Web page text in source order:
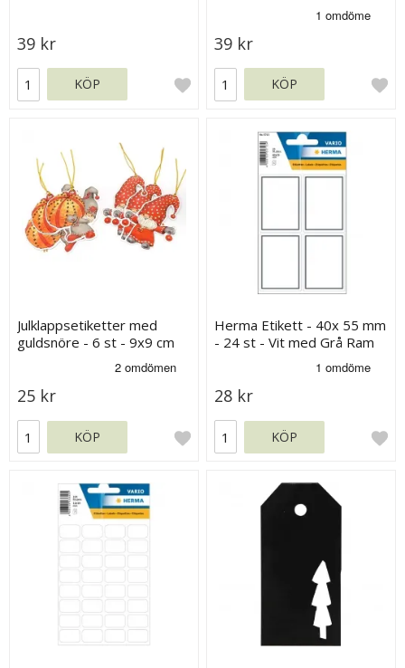
39 kr
KÖP
39 kr
KÖP
Julklappsetiketter med
guldsnöre - 6 st - 9x9 cm
25 kr
KÖP
Herma Etikett - 40x 55 mm
- 24 st - Vit med Grå Ram
28 kr
KÖP